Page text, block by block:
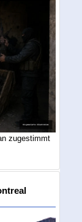
zugestimmt